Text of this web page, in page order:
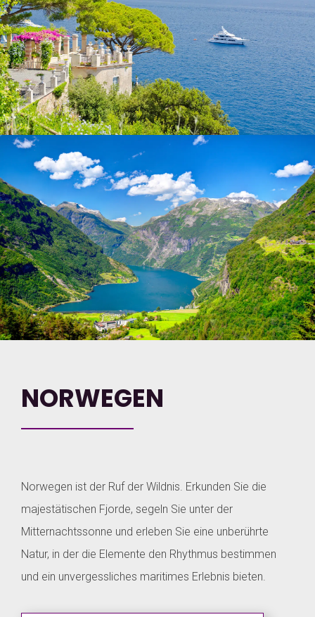
NORWEGEN
Norwegen ist der Ruf der Wildnis. Erkunden Sie die
majestätischen Fjorde, segeln Sie unter der
Mitternachtssonne und erleben Sie eine unberührte
Natur, in der die Elemente den Rhythmus bestimmen
und ein unvergessliches maritimes Erlebnis bieten.